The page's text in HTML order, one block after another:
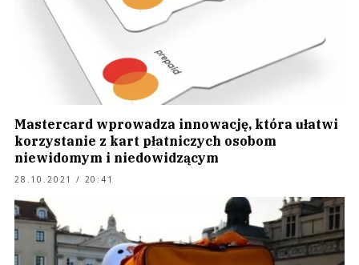
Mastercard wprowadza innowację, która ułatwi
korzystanie z kart płatniczych osobom
niewidomym i niedowidzącym
28.10.2021 / 20:41